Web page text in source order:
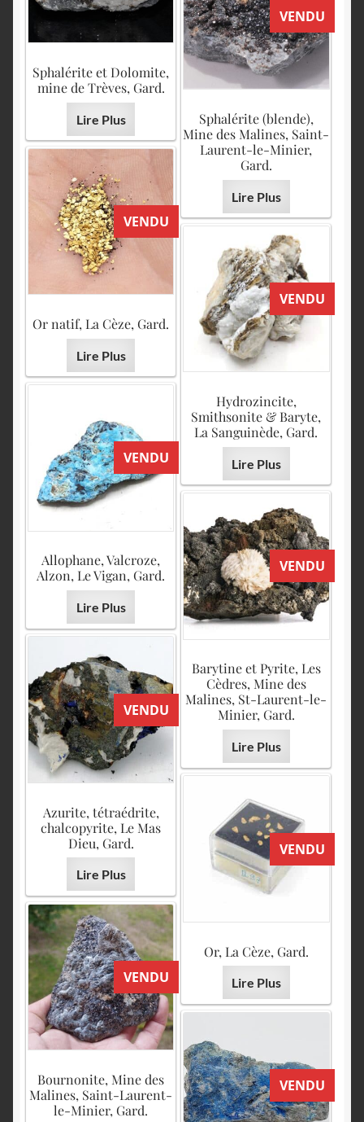
Sphalérite et Dolomite,
mine de Trèves, Gard.
Lire Plus
VENDU
Sphalérite (blende),
Mine des Malines, Saint-
Laurent-le-Minier,
Gard.
Lire Plus
VENDU
Or natif, La Cèze, Gard.
Lire Plus
VENDU
Hydrozincite,
Smithsonite & Baryte,
La Sanguinède, Gard.
Lire Plus
VENDU
Allophane, Valcroze,
Alzon, Le Vigan, Gard.
Lire Plus
VENDU
Barytine et Pyrite, Les
Cèdres, Mine des
Malines, St-Laurent-le-
Minier, Gard.
Lire Plus
VENDU
Azurite, tétraédrite,
chalcopyrite, Le Mas
Dieu, Gard.
Lire Plus
VENDU
Or, La Cèze, Gard.
Lire Plus
VENDU
Bournonite, Mine des
Malines, Saint-Laurent-
le-Minier, Gard.
VENDU